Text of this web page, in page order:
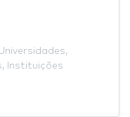
,
,
Instituições